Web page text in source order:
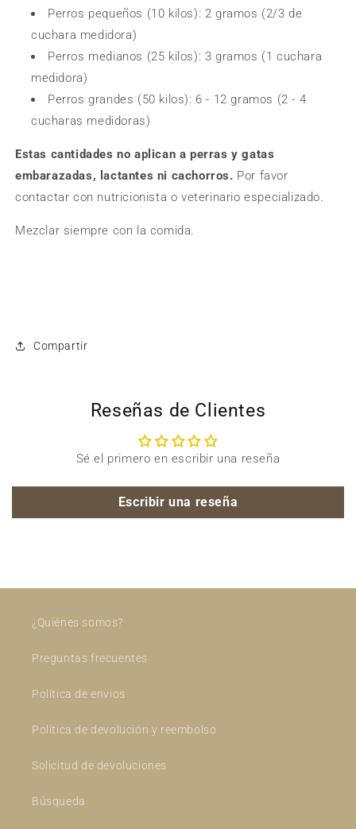
Perros pequeños (10 kilos): 2 gramos (2/3 de
cuchara medidora)
Perros medianos (25 kilos): 3 gramos (1 cuchara
medidora)
Perros grandes (50 kilos): 6 - 12 gramos (2 - 4
cucharas medidoras)
Estas cantidades no aplican a perras y gatas
embarazadas, lactantes ni cachorros. Por favor
contactar con nutricionista o veterinario especializado.
Mezclar siempre con la comida.
Compartir
Reseñas de Clientes
Sé el primero en escribir una reseña
Escribir una reseña
¿Quiénes somos?
Preguntas frecuentes
Política de envios
Política de devolución y reembolso
Solicitud de devoluciones
Búsqueda